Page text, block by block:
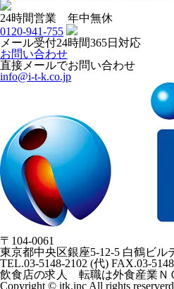
24時間営業 年中無休
0120-941-755
メール受付24時間365日対応
お問い合わせ
直接メールでお問い合わせ
info@i-t-k.co.jp
〒104-0061
東京都中央区銀座5-12-5 白鶴ビル
TEL.03-5148-2102 (代) FAX.03-
飲食店の求人 転職は外食産業Ｎ
Copyright © itk.inc All rights